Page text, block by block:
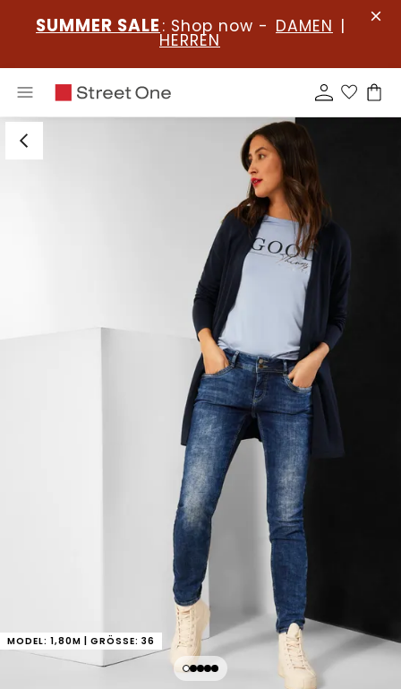
SUMMER SALE : Shop now - DAMEN |
HERREN
MODEL: 1,80M | GRÖSSE: 36